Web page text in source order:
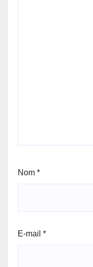
Nom *
E-mail *